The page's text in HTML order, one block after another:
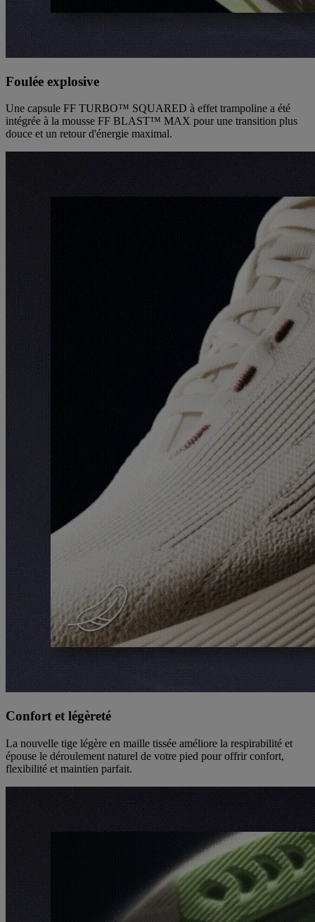
Foulée explosive
Une capsule FF TURBO™ SQUARED à effet trampoline a été
intégrée à la mousse FF BLAST™ MAX pour une transition plus
douce et un retour d'énergie maximal.
Confort et légèreté
La nouvelle tige légère en maille tissée améliore la respirabilité et
épouse le déroulement naturel de votre pied pour offrir confort,
flexibilité et maintien parfait.